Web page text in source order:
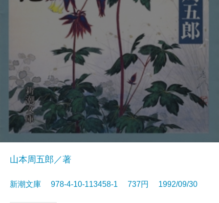
山本周五郎／著
新潮文庫 978-4-10-113458-1 737円 1992/09/30